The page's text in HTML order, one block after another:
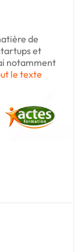
de
et
notamment
le texte